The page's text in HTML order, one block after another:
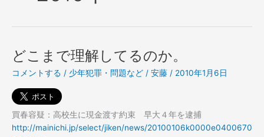
どこまで理解してるのか。
コメントする / 少年犯罪・問題など / 安藤 / 2010年1月6日
買春容疑：高校生に現金渡す約束 早大４年を逮捕
http://mainichi.jp/select/jiken/news/20100106k0000e0400670